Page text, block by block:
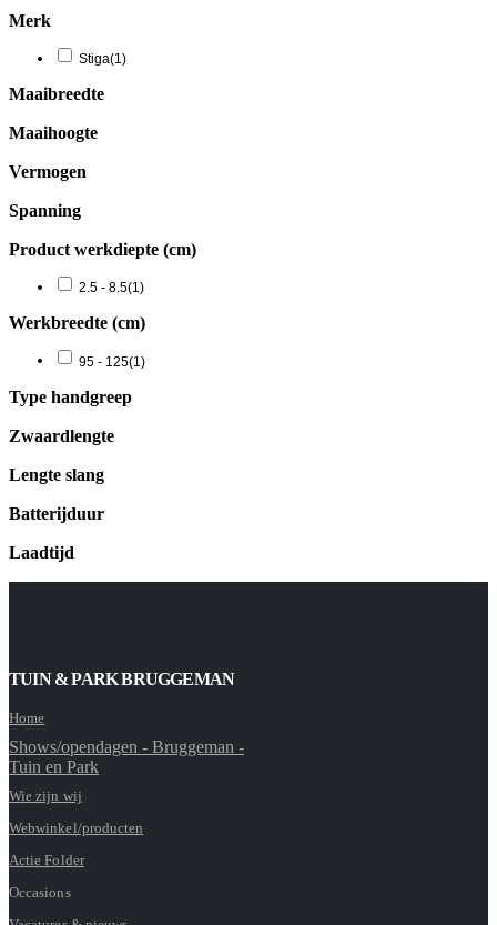
Merk
Stiga(1)
Maaibreedte
Maaihoogte
Vermogen
Spanning
Product werkdiepte (cm)
2.5 - 8.5(1)
Werkbreedte (cm)
95 - 125(1)
Type handgreep
Zwaardlengte
Lengte slang
Batterijduur
Laadtijd
TUIN & PARK BRUGGEMAN
Home
Shows/opendagen - Bruggeman -
Tuin en Park
Wie zijn wij
Webwinkel/producten
Actie Folder
Occasions